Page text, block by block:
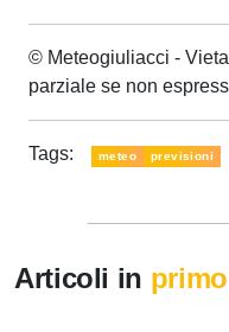
© Meteogiuliacci -
parziale se non
Tags: meteo previsioni
Articoli in